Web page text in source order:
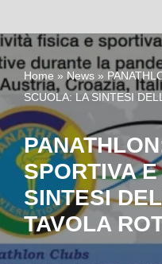
Vai
al
contenuto
Home » News »
SCUOLA: LA SINTESI
SPORTIVA
SINTESI
TAVOLA